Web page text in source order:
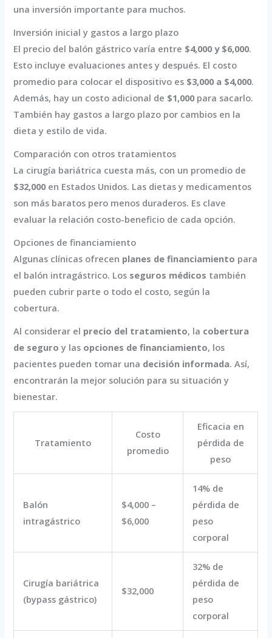
una inversión importante para muchos.
Inversión inicial y gastos a largo plazo
El precio del balón gástrico varía entre $4,000 y $6,000.
Esto incluye evaluaciones antes y después. El costo
promedio para colocar el dispositivo es $3,000 a $4,000.
Además, hay un costo adicional de $1,000para sacarlo.
También hay gastos a largo plazo por cambios en la
dieta y estilo de vida.
Comparación con otros tratamientos
La cirugía bariátrica cuesta más, con un promedio de
$32,000en Estados Unidos. Las dietas y medicamentos
son más baratos pero menos duraderos. Es clave
evaluar la relación costo-beneficio de cada opción.
Opciones de financiamiento
Algunas clínicas ofrecen planes de financiamiento para
el balón intragástrico. Los seguros médicos también
pueden cubrir parte o todo el costo, según la
cobertura.
Al considerar el precio del tratamiento, la cobertura
de seguro y las opciones de financiamiento, los
pacientes pueden tomar una decisión informada. Así,
encontrarán la mejor solución para su situación y
bienestar.
Tratamiento
Costo
promedio
Eficacia en
pérdida de
peso
Balón
intragástrico
$4,000 –
$6,000
14% de
pérdida de
peso
corporal
Cirugía bariátrica
(bypass gástrico)
$32,000
32% de
pérdida de
peso
corporal